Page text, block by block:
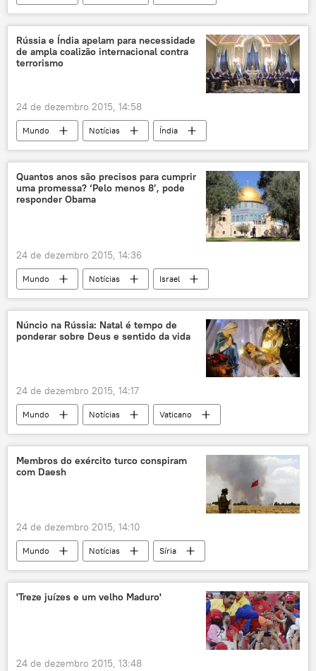
Iraque Cairo
Liga Árabe
tropas
Rússia e Índia apelam para necessidade
de ampla coalizão internacional contra
terrorismo
24 de dezembro 2015, 14:58
Mundo Notícias
Índia
Vladimir Putin
Narendra Modi
terrorismo
reunião
coalizão
Rússia
Quantos anos são precisos para cumprir
uma promessa? ‘Pelo menos 8’, pode
responder Obama
24 de dezembro 2015, 14:36
Mundo Notícias
Israel
Palestina
Barack Obama
Mahmoud Abbas
Reuven Rivlin
EUA
Núncio na Rússia: Natal é tempo de
ponderar sobre Deus e sentido da vida
24 de dezembro 2015, 14:17
Mundo Notícias
Vaticano
Igreja Católica
Igreja Ortodoxa
Natal
religião
igreja
Rússia
Membros do exército turco conspiram
com Daesh
24 de dezembro 2015, 14:10
Mundo Notícias
Síria
Turquia
Daesh
corrupção
fronteira
recrutamento
terrorista
'Treze juízes e um velho Maduro'
24 de dezembro 2015, 13:48